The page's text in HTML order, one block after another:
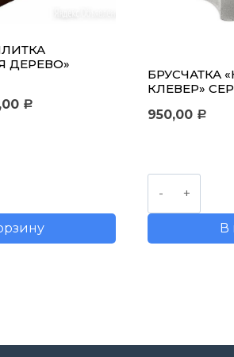
ДЕРЕВО»
РТекущая
БРУСЧАТКА
КЛЕВЕР»
950,00 Р
товара
В